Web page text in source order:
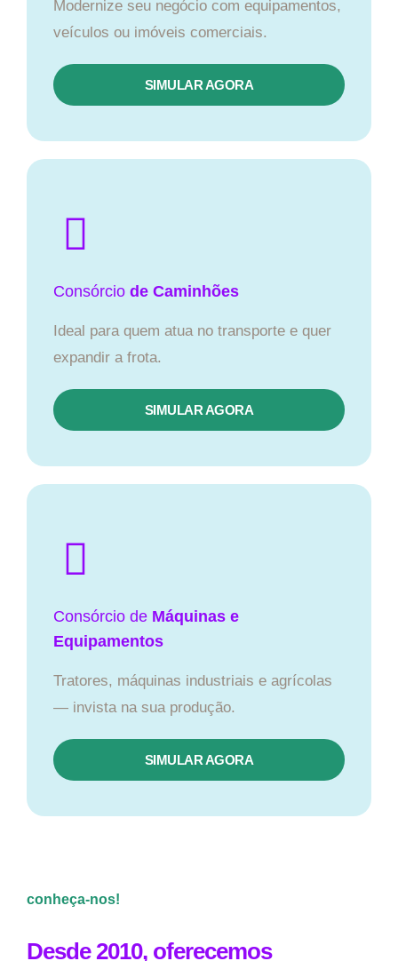
Modernize seu negócio com equipamentos,
veículos ou imóveis comerciais.
SIMULAR AGORA
Consórcio de Caminhões
Ideal para quem atua no transporte e quer
expandir a frota.
SIMULAR AGORA
Consórcio de Máquinas e
Equipamentos
Tratores, máquinas industriais e agrícolas
— invista na sua produção.
SIMULAR AGORA
conheça-nos!
Desde 2010, oferecemos